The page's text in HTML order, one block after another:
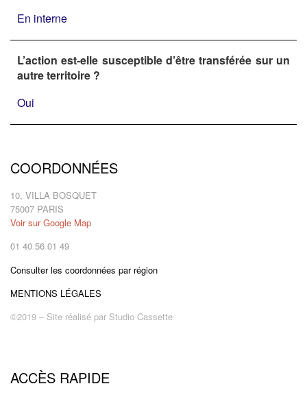
En interne
L’action est-elle susceptible d’être transférée sur un
autre territoire ?
Oui
COORDONNÉES
10, VILLA BOSQUET
75007 PARIS
Voir sur Google Map
01 40 56 01 49
Consulter les coordonnées par région
MENTIONS LÉGALES
©2019 – Site réalisé par Studio Cassette
ACCÈS RAPIDE